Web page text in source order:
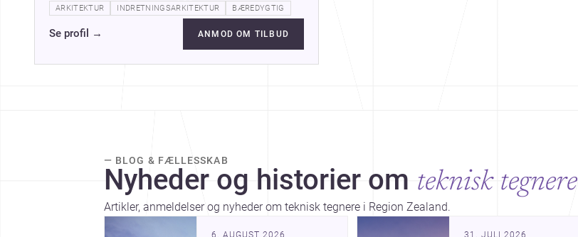
tegning og med dig hele vejen…
ARKITEKTUR INDRETNINGSARKITEKTUR BÆREDYGTIG
Se profil → ANMOD OM TILBUD
— BLOG & FÆLLESSKAB
Nyheder og historier om teknisk tegnere
Artikler, anmeldelser og nyheder om teknisk tegnere i Region Zealand.
6. AUGUST 2026 31. JULI 2026